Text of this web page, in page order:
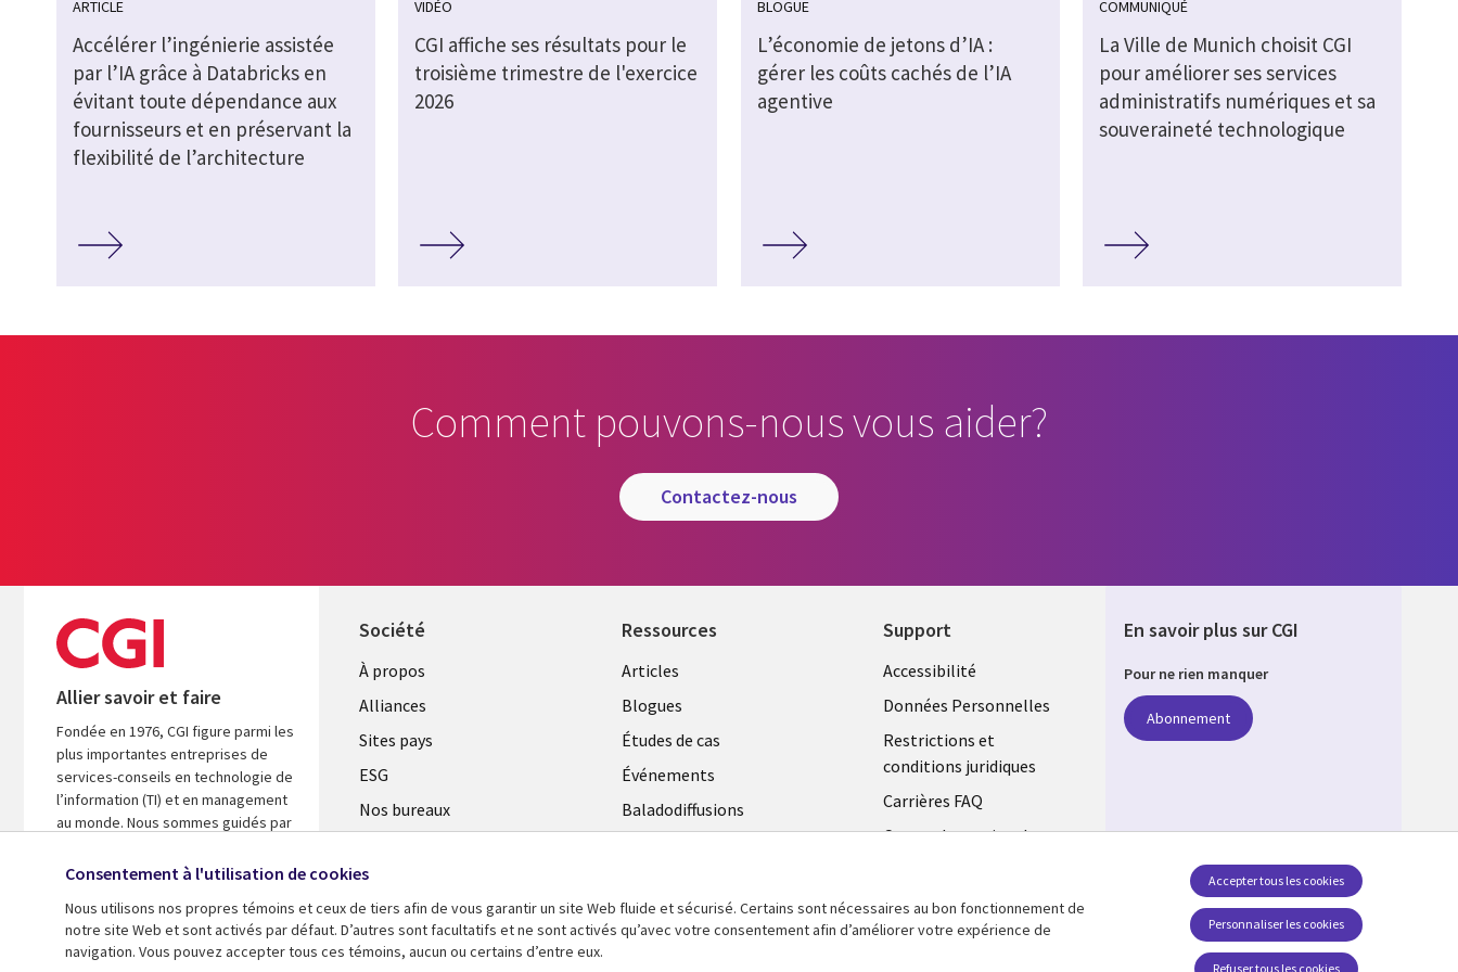
ARTICLE
Accélérer l’ingénierie assistée
par l’IA grâce à Databricks en
évitant toute dépendance aux
fournisseurs et en préservant la
flexibilité de l’architecture
VIDÉO
CGI affiche ses résultats pour le
troisième trimestre de l'exercice
2026
BLOGUE
L’économie de jetons d’IA :
gérer les coûts cachés de l’IA
agentive
COMMUNIQUÉ
La Ville de Munich choisit CGI
pour améliorer ses services
administratifs numériques et sa
souveraineté technologique
Comment pouvons-nous vous aider?
contactez-nous
Allier savoir et faire
Fondée en 1976, CGI figure parmi les
plus importantes entreprises de
services-conseils en technologie de
l’information (TI) et en management
au monde. Nous sommes guidés par
d’accélérer le rendement de vos
En savoir plus
Société
À propos
Alliances
Sites pays
ESG
Nos bureaux
Salle de presse
Ressources
Articles
Blogues
Études de cas
Événements
Baladodiffusions
Support
Accessibilité
Données Personnelles
Restrictions et
conditions juridiques
Carrières FAQ
Centre de gestion des
En savoir plus sur CGI
Pour ne rien manquer
Abonnement
Suivez-nous
Consentement à l'utilisation de cookies
Nous utilisons nos propres témoins et ceux de tiers afin de vous garantir un site Web fluide et sécurisé. Certains sont nécessaires au bon fonctionnement de
notre site Web et sont activés par défaut. D’autres sont facultatifs et ne sont activés qu’avec votre consentement afin d’améliorer votre expérience de
navigation. Vous pouvez accepter tous ces témoins, aucun ou certains d’entre eux.
Personnaliser les cookies
Accepter tous les cookies
Refuser tous les cookies